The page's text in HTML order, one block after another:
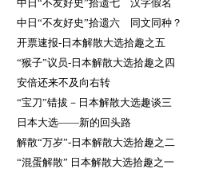
中日“不友好史”拾遗七 汉字假名
中日“不友好史”拾遗六 同文同种？
开票速报-日本解散大选拾趣之五
“猴子”议员-日本解散大选拾趣之四
安倍还来不及向右转
“宝刀”错拔－日本解散大选趣谈三
日本大选——新的回头路
解散“万岁”-日本解散大选拾趣之二
“混蛋解散” 日本解散大选拾趣之一